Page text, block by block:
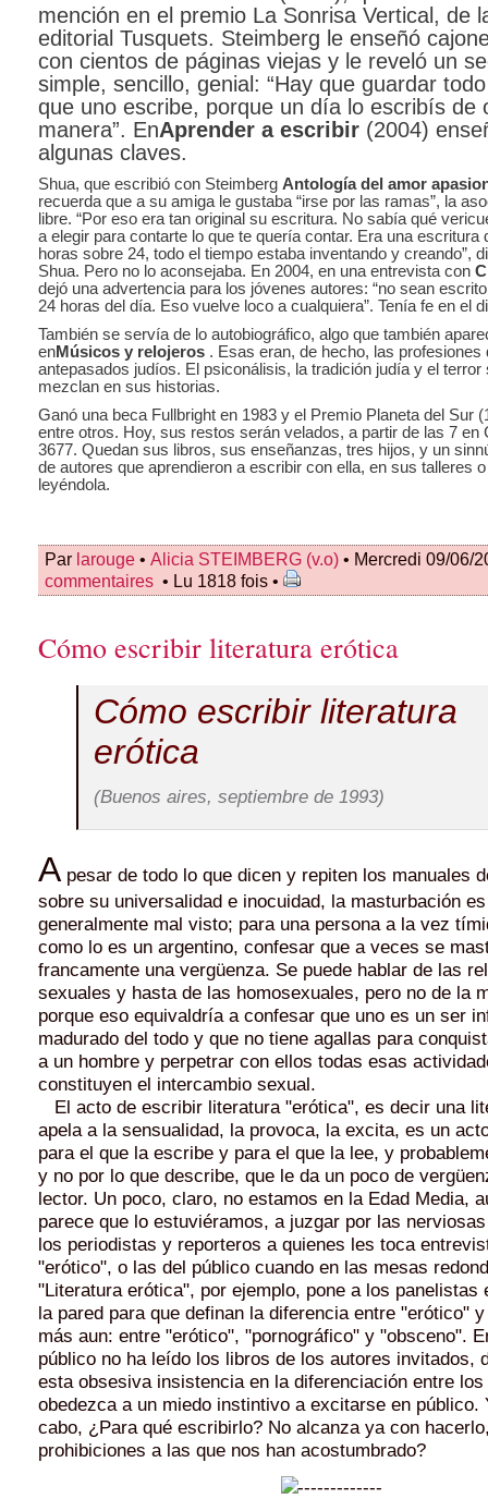
mención en el premio La Sonrisa Vertical, de
editorial Tusquets. Steimberg le enseñó
con cientos de páginas viejas y le reveló un
simple, sencillo, genial: “Hay que guardar
que uno escribe, porque un día lo escribís de
manera”. EnAprender a escribir (2004)
algunas claves.
Shua, que escribió con Steimberg Antología del amor
recuerda que a su amiga le gustaba “irse por las ramas”, la
libre. “Por eso era tan original su escritura. No sabía qué
a elegir para contarte lo que te quería contar. Era una escritura
horas sobre 24, todo el tiempo estaba inventando y creando”,
Shua. Pero no lo aconsejaba. En 2004, en una entrevista con
dejó una advertencia para los jóvenes autores: “no sean
24 horas del día. Eso vuelve loco a cualquiera”. Tenía fe en el
También se servía de lo autobiográfico, algo que también
enMúsicos y relojeros . Esas eran, de hecho, las profesiones
antepasados judíos. El psiconálisis, la tradición judía y el terror
mezclan en sus historias.
Ganó una beca Fullbright en 1983 y el Premio Planeta del Sur
entre otros. Hoy, sus restos serán velados, a partir de las 7 en
3677. Quedan sus libros, sus enseñanzas, tres hijos, y un
de autores que aprendieron a escribir con ella, en sus talleres o
leyéndola.
Par larouge • Alicia STEIMBERG (v.o) • Mercredi 09/06/
commentaires • Lu 1818 fois •
Cómo escribir literatura erótica
Cómo escribir literatura
erótica
(Buenos aires, septiembre de 1993)
Apesar de todo lo que dicen y repiten los manuales
sobre su universalidad e inocuidad, la masturbación
generalmente mal visto; para una persona a la vez
como lo es un argentino, confesar que a veces se
francamente una vergüenza. Se puede hablar de las
sexuales y hasta de las homosexuales, pero no de la
porque eso equivaldría a confesar que uno es un ser
madurado del todo y que no tiene agallas para
a un hombre y perpetrar con ellos todas esas
constituyen el intercambio sexual.
El acto de escribir literatura "erótica", es decir una
apela a la sensualidad, la provoca, la excita, es un
para el que la escribe y para el que la lee, y
y no por lo que describe, que le da un poco de
lector. Un poco, claro, no estamos en la Edad Media,
parece que lo estuviéramos, a juzgar por las
los periodistas y reporteros a quienes les toca
"erótico", o las del público cuando en las mesas
"Literatura erótica", por ejemplo, pone a los panelistas
la pared para que definan la diferencia entre "erótico"
más aun: entre "erótico", "pornográfico" y "obsceno".
público no ha leído los libros de los autores invitados,
esta obsesiva insistencia en la diferenciación entre
obedezca a un miedo instintivo a excitarse en público.
cabo, ¿Para qué escribirlo? No alcanza ya con
prohibiciones a las que nos han acostumbrado?